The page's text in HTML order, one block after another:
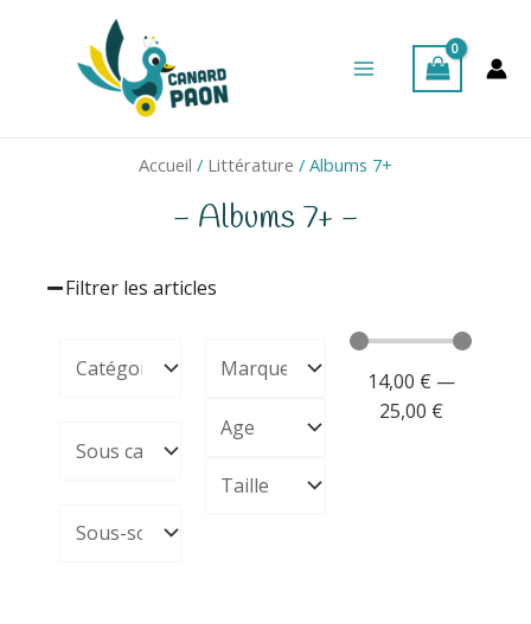
Menu
Accueil / Littérature / Albums 7+
- Albums 7+ -
Filtrer les articles
14,00 € —
25,00 €